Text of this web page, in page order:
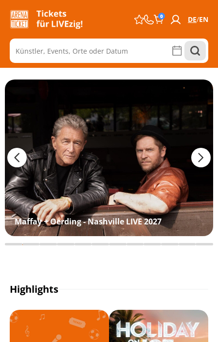
0 DE EN
Maffay + Oerding - Nashville LIVE 2027
Highlights